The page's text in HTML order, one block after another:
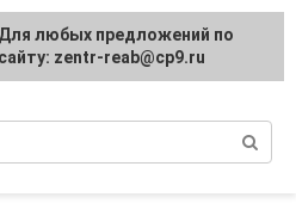
и
Для любых предложений по
сайту: zentr-reab@cp9.ru